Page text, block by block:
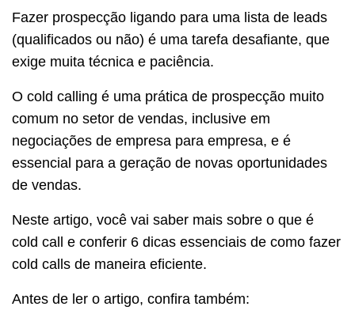
Fazer prospecção ligando para uma lista de leads
(qualificados ou não) é uma tarefa desafiante, que
exige muita técnica e paciência.
O cold calling é uma prática de prospecção muito
comum no setor de vendas, inclusive em
negociações de empresa para empresa, e é
essencial para a geração de novas oportunidades
de vendas.
Neste artigo, você vai saber mais sobre o que é
cold call e conferir 6 dicas essenciais de como fazer
cold calls de maneira eficiente.
Antes de ler o artigo, confira também: